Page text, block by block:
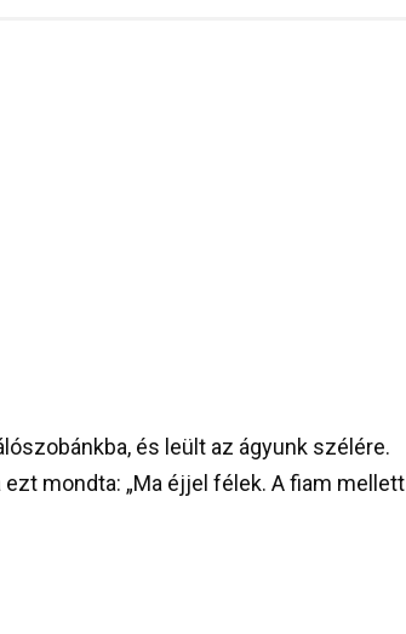
és leült az ágyunk szélére.
mondta: „Ma éjjel félek. A fiam mellett